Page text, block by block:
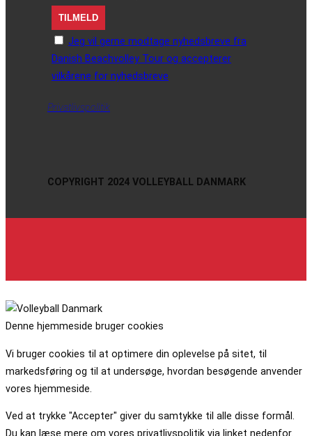
Jeg vil gerne modtage nyhedsbreve fra
Danish Beachvolley Tour og accepterer
vilkårene for nyhedsbreve
Privatlivspolitik
COPYRIGHT 2024 VOLLEYBALL DANMARK
Denne hjemmeside bruger cookies
Vi bruger cookies til at optimere din oplevelse på sitet, til
markedsføring og til at undersøge, hvordan besøgende anvender
vores hjemmeside.
Ved at trykke "Accepter" giver du samtykke til alle disse formål.
Du kan læse mere om vores privatlivspolitik via linket nedenfor.